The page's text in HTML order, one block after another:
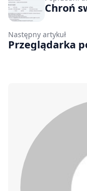
Chroń
Następny artykuł
Przeglądarka